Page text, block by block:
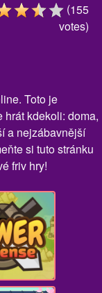
(155
votes)
Toto je
hrát kdekoli: doma,
a nejzábavnější
si tuto stránku
friv hry!